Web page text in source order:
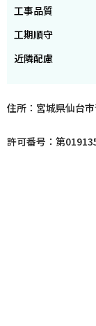
工事品質
工期順守
近隣配慮
住所：宮城県仙台
許可番号：第